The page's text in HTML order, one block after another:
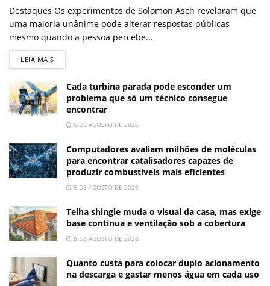
Destaques Os experimentos de Solomon Asch revelaram que
uma maioria unânime pode alterar respostas públicas
mesmo quando a pessoa percebe...
LEIA MAIS
Cada turbina parada pode esconder um
problema que só um técnico consegue
encontrar
5 DE AGOSTO DE 2026
Computadores avaliam milhões de moléculas
para encontrar catalisadores capazes de
produzir combustíveis mais eficientes
5 DE AGOSTO DE 2026
Telha shingle muda o visual da casa, mas exige
base contínua e ventilação sob a cobertura
5 DE AGOSTO DE 2026
Quanto custa para colocar duplo acionamento
na descarga e gastar menos água em cada uso